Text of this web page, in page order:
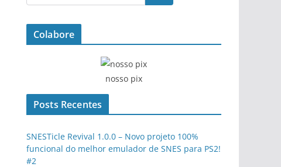
Colabore
nosso pix
Posts Recentes
SNESTicle Revival 1.0.0 – Novo projeto 100%
funcional do melhor emulador de SNES para PS2!
#2